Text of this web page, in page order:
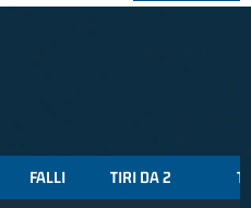
FALLI TIRI DA 2